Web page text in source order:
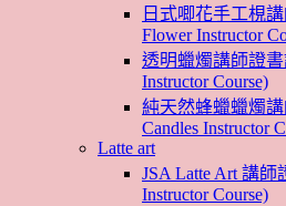
日式唧花手工梘
Flower Instructor
透明蠟燭講師證書
Instructor Course)
純天然蜂蠟蠟燭
Candles Instructor
Latte art
JSA Latte Art 講師
Instructor Course)